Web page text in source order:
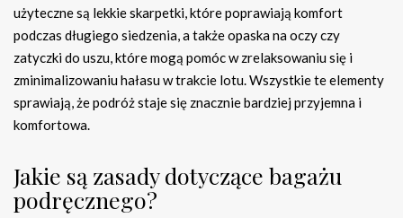
użyteczne są lekkie skarpetki, które poprawiają komfort
podczas długiego siedzenia, a także opaska na oczy czy
zatyczki do uszu, które mogą pomóc w zrelaksowaniu się i
zminimalizowaniu hałasu w trakcie lotu. Wszystkie te elementy
sprawiają, że podróż staje się znacznie bardziej przyjemna i
komfortowa.
Jakie są zasady dotyczące bagażu
podręcznego?